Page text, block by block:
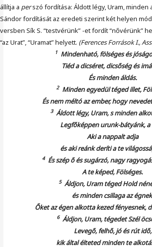
állítja a perszó fordítása: Áldott légy, Uram, minden
Sándor fordítását az eredeti szerint két helyen
versben Sík S. “testvérünk” -et fordít “nővérünk”
“az Urat”, “Uramat” helyett. (Ferences Források I.,
1Mindenható, fölséges és
Tiéd a dicséret, dicsőség és
És minden áldás.
2Minden egyedül téged illet,
És nem méltó az ember, hogy
3Áldott légy, Uram, s minden
Legfőképpen urunk-bátyánk, a
Aki a nappalt adja
és aki reánk deríti a te
4És szép ő és sugárzó, nagy
A te képed, Fölséges.
5Áldjon, Uram téged Hold
és minden csillaga az
Őket az égen alkotta kezed fényesnek,
6Áldjon, Uram, tégedet Szél
Levegő, felhő, jó és rút idő,
kik által élteted minden te